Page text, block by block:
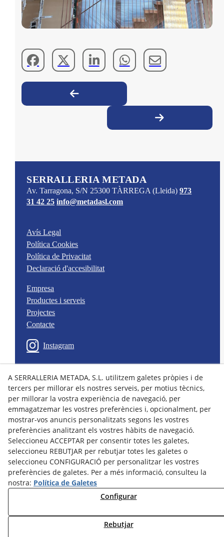
SERRALLERIA METADA
Av. Tarragona, S/N 25300 TÀRREGA (Lleida) 973
31 42 25 info@metadasl.com
Avís Legal
Política Cookies
Política de Privacitat
Declaració d'accesibilitat
Empresa
Productes i serveis
Projectes
Contacte
Instagram
© 08/2026 Serralleria Metada, S.L. - Tots els drets reservats.
A SERRALLERIA METADA, S.L. utilitzem galetes pròpies i de
tercers per millorar els nostres serveis, per motius tècnics,
per millorar la vostra experiència de navegació, per
emmagatzemar les vostres preferències i, opcionalment, per
mostrar-vos anuncis personalitzats segons les vostres
preferències analitzant els vostres hàbits de navegació.
Seleccioneu ACCEPTAR per consentir totes les galetes,
seleccioneu REBUTJAR per rebutjar totes les galetes o
seleccioneu CONFIGURACIÓ per personalitzar les vostres
preferències de galetes. Per a més informació, consulteu la
nostra: Política de Galetes
Configurar
Rebutjar